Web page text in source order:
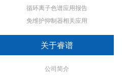
循环离子色谱应用报告
免维护抑制器相关应用
关于睿谱
公司简介